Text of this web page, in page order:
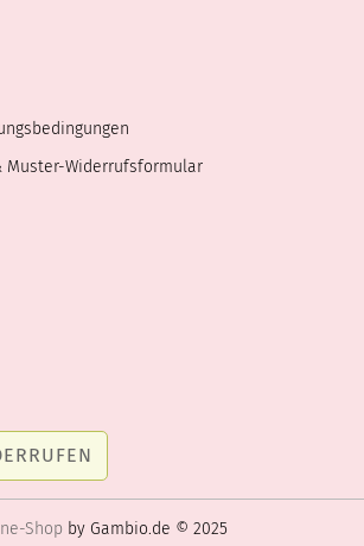
Muster-Widerrufsformular
Shop by Gambio.de © 2025